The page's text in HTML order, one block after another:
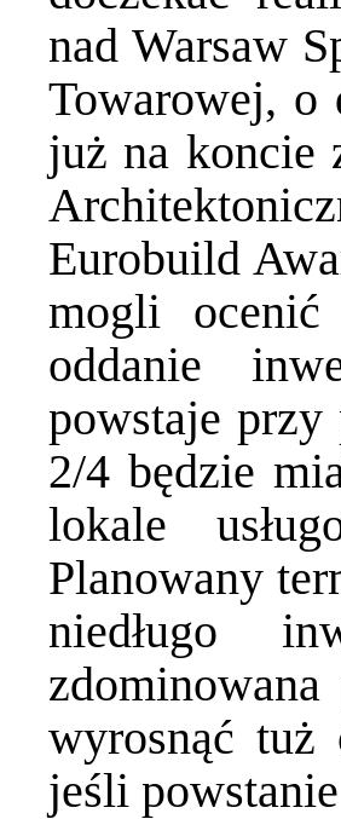
nad Warsaw
Towarowej, o
już na koncie
Eurobuild
mogli
oddanie
powstaje
2/4 będzie
lokale
Planowany
niedługo
wyrosnąć
jeśli